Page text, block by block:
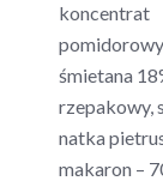
koncentrat
śmietana
rzepakowy,
natka
makaron –